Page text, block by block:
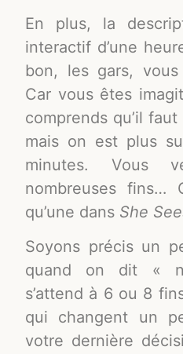
En plus, la
interactif d’une
bon, les gars,
Car vous êtes
comprends qu’il
mais on est plus
minutes. Vous
nombreuses
qu’une dans She
Soyons précis un
quand on dit «
s’attend à 6 ou 8
qui changent un
votre dernière